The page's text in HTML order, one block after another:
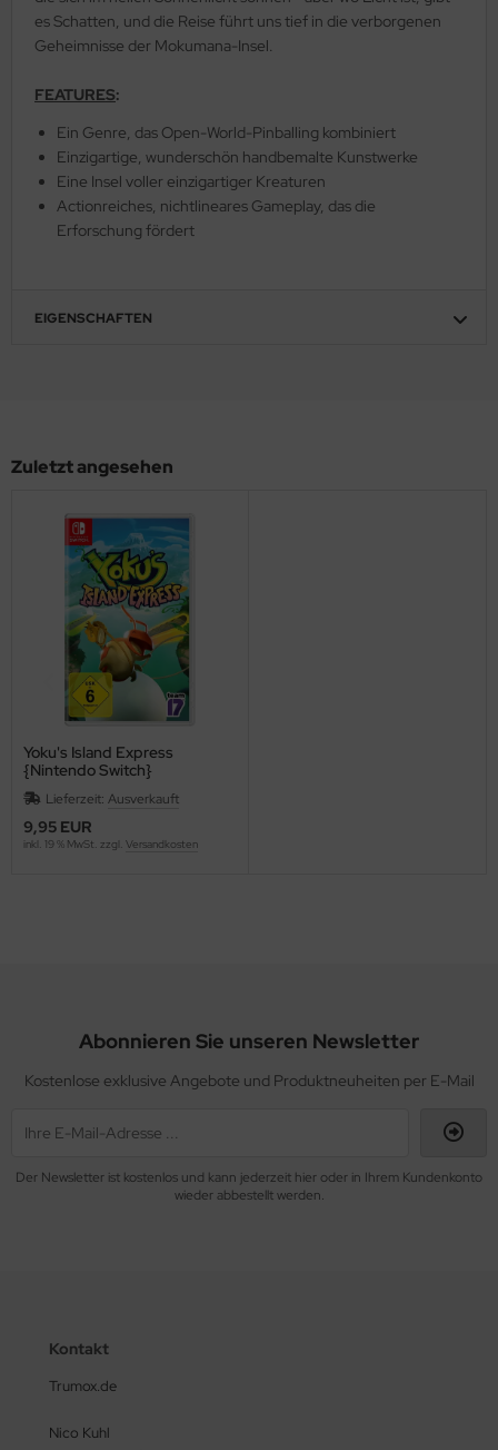
es Schatten, und die Reise führt uns tief in die verborgenen
Geheimnisse der Mokumana-Insel.
FEATURES:
Ein Genre, das Open-World-Pinballing kombiniert
Einzigartige, wunderschön handbemalte Kunstwerke
Eine Insel voller einzigartiger Kreaturen
Actionreiches, nichtlineares Gameplay, das die
Erforschung fördert
EIGENSCHAFTEN
Zuletzt angesehen
Yoku's Island Express
{Nintendo Switch}
Lieferzeit: Ausverkauft
9,95 EUR
inkl. 19 % MwSt. zzgl. Versandkosten
Abonnieren Sie unseren Newsletter
Kostenlose exklusive Angebote und Produktneuheiten per E-Mail
Der Newsletter ist kostenlos und kann jederzeit hier oder in Ihrem Kundenkonto
wieder abbestellt werden.
Kontakt
Trumox.de
Nico Kuhl